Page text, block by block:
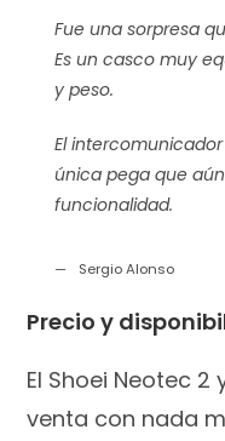
Fue una sorpresa
Es un casco muy
y peso.
El
única pega que
funcionalidad.
Sergio Alonso
Precio y
El Shoei Neotec
venta con nada